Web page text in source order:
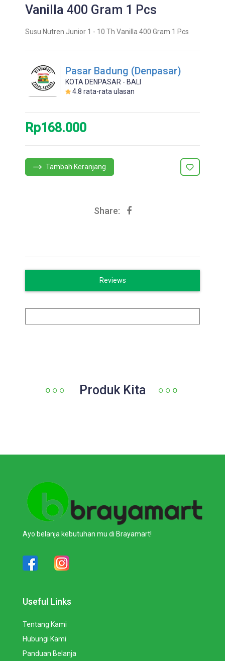
Vanilla 400 Gram 1 Pcs
Susu Nutren Junior 1 - 10 Th Vanilla 400 Gram 1 Pcs
Pasar Badung (Denpasar)
KOTA DENPASAR - BALI
4.8 rata-rata ulasan
Rp168.000
Tambah Keranjang
Share:
Reviews
Produk Kita
Ayo belanja kebutuhan mu di Brayamart!
Useful Links
Tentang Kami
Hubungi Kami
Panduan Belanja